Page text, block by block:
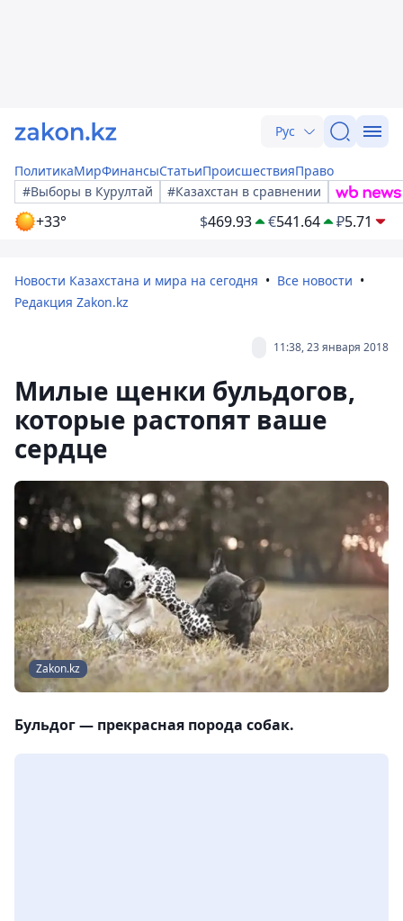
Рус
ПолитикаМирФинансыСтатьиПроисшествияПраво
#Выборы в Курултай
#Казахстан в сравнении
+33° $469.93 €541.64 ₽5.71
Новости Казахстана и мира на сегодня
Все новости
Редакция Zakon.kz
11:38, 23 января 2018
Милые щенки бульдогов,
которые растопят ваше
сердце
Zakon.kz
Бульдог — прекрасная порода собак.